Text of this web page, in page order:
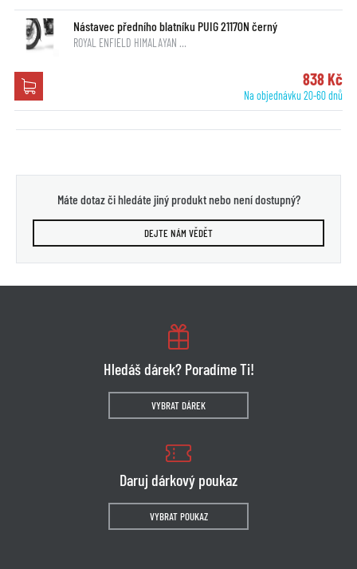
Nástavec předního blatníku PUIG 21170N černý
ROYAL ENFIELD HIMALAYAN …
838 Kč
Na objednávku 20-60 dnů
Máte dotaz či hledáte jiný produkt nebo není dostupný?
DEJTE NÁM VĚDĚT
Hledáš dárek? Poradíme Ti!
VYBRAT DÁREK
Daruj dárkový poukaz
VYBRAT POUKAZ